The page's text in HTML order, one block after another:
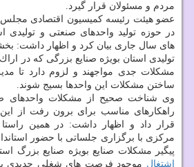
مردم و مسئولان قرار گیرد.
عضو هیئت رئیسه كمیسیون اقتصادی
در حوزه تولید واحدهای صنعتی و تولیدی
های سال جاری بیان كرد و اظهار داشت:
تولیدی استان بویژه صنایع بزرگی كه در
مشكلات جدی مواجهند و لزوم دارد تا
ساختن مشكلات این واحدها بسیج شوند.
وی شناخت صحیح از مشكلات واحدهای
راهكارهای مناسب برای برون رفت از
قرار داد و اظهار داشت: در همین راستا
مركزی با برگزاری جلساتی با حضور
پیگیر مشكلات صنایع بویژه صنایع بزرگ
اشتغال موجود فرصت های شغلی جدیدی